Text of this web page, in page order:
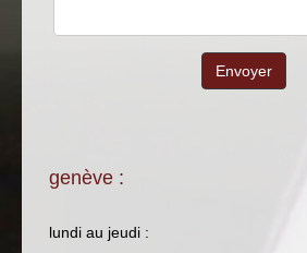
Envoyer
genève :
lundi au jeudi :